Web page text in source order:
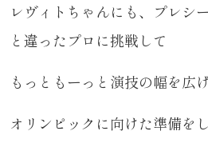
レヴィトちゃんにも、プレシ
と違ったプロに挑戦して
もっともーっと演技の幅を広
オリンピックに向けた準備を